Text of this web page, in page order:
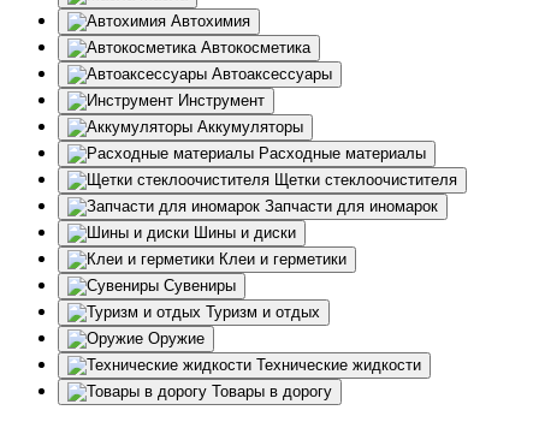
Автохимия
Автокосметика
Автоаксессуары
Инструмент
Аккумуляторы
Расходные материалы
Щетки стеклоочистителя
Запчасти для иномарок
Шины и диски
Клеи и герметики
Сувениры
Туризм и отдых
Оружие
Технические жидкости
Товары в дорогу